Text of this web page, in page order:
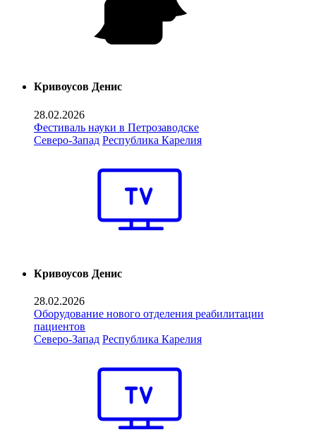
Кривоусов Денис
28.02.2026
Фестиваль науки в Петрозаводске
Северо-Запад Республика Карелия
Кривоусов Денис
28.02.2026
Оборудование нового отделения реабилитации
пациентов
Северо-Запад Республика Карелия